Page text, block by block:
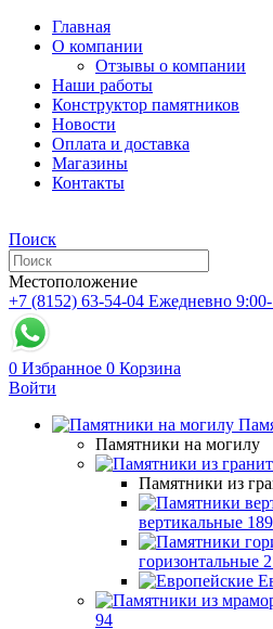
Главная
О компании
Отзывы о компании
Наши работы
Конструктор памятников
Новости
Оплата и доставка
Магазины
Контакты
Поиск
Местоположение
+7 (8152) 63-54-04 Ежедневно
0 Избранное 0 Корзина
Войти
Памятники на могилу
Памятники из
вертикальные 189
горизонтальные
94